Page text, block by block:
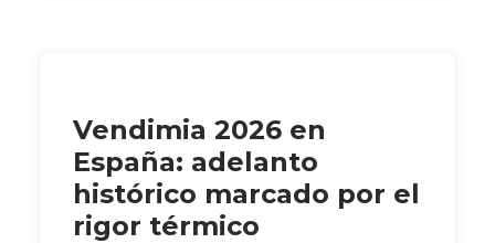
Vendimia 2026 en
España: adelanto
histórico marcado por el
rigor térmico